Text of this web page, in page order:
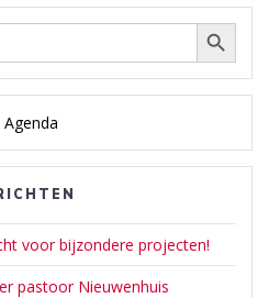
Zoek Zoekknop
Agenda
voor bijzondere projecten!
pastoor Nieuwenhuis